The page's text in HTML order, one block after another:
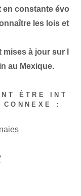
en constante évo
les lois et
à jour sur l
au Mexique.
ÊTRE INT
: